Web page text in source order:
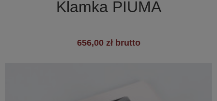
Klamka PIUMA
656,00 zł brutto